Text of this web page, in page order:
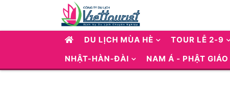
DU LỊCH MÙA HÈ TOUR LỄ 2-9
NHẬT-HÀN-ĐÀI
NAM Á - PHẬT GIÁO